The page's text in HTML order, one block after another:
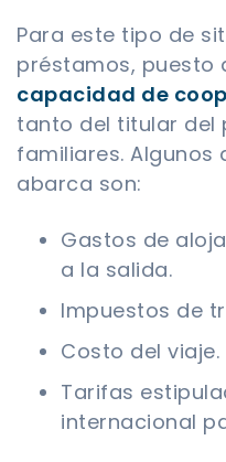
Para este tipo de
préstamos, puesto
capacidad de
tanto del titular del
familiares. Algunos
abarca son:
Gastos de
a la salida.
Impuestos de
Costo del viaje.
Tarifas
internacional